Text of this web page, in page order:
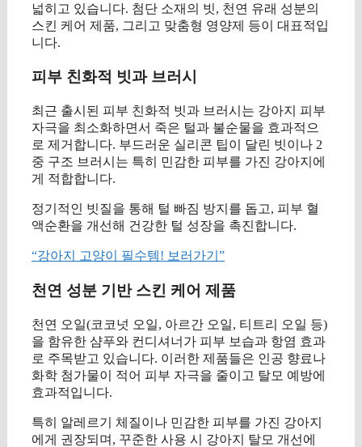
넓히고 있습니다. 첨단 소재의 빗, 천연 유래 성분의
스킨 케어 제품, 그리고 맞춤형 영양제 등이 대표적입
니다.
피부 친화적 빗과 브러시
최근 출시된 피부 친화적 빗과 브러시는 강아지 피부
자극을 최소화하면서 죽은 털과 불순물을 효과적으
로 제거합니다. 부드러운 실리콘 팁이 달린 빗이나 2
중 구조 브러시는 특히 민감한 피부를 가진 강아지에
게 적합합니다.
정기적인 빗질을 통해 털 빠짐 방지를 돕고, 피부 혈
액순환을 개선해 건강한 털 성장을 촉진합니다.
“강아지 고양이 필수템! 보러가기”
천연 성분 기반 스킨 케어 제품
천연 오일(코코넛 오일, 아르간 오일, 티트리 오일 등)
을 함유한 샴푸와 컨디셔너가 피부 보습과 항염 효과
로 주목받고 있습니다. 이러한 제품들은 인공 향료나
화학 첨가물이 적어 피부 자극을 줄이고 탈모 예방에
효과적입니다.
특히 알레르기 체질이나 민감한 피부를 가진 강아지
에게 권장되며, 꾸준한 사용 시 강아지 탈모 개선에